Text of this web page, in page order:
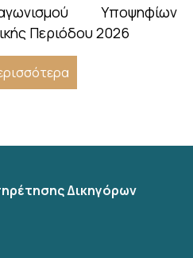
Υποψηφίων
Περιόδου 2026
Δικηγόρων